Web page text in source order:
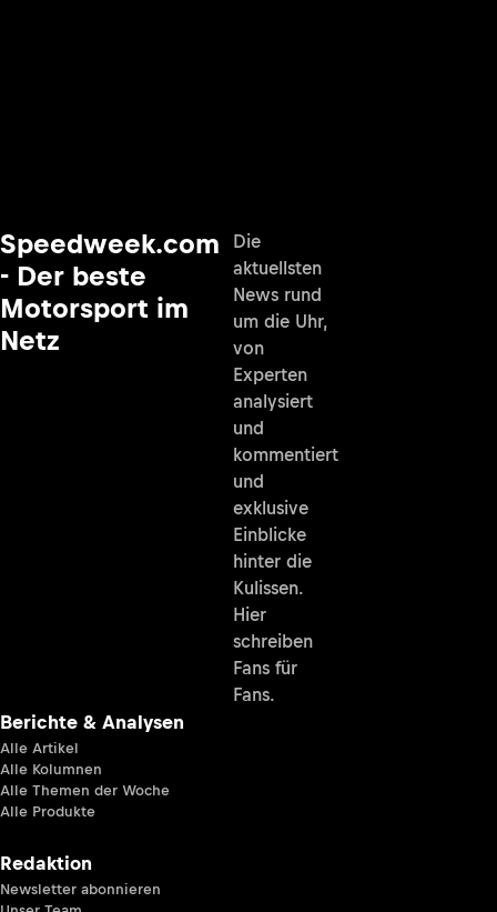
Speedweek.com
- Der beste
Motorsport im
Netz
Die
aktuellsten
News rund
um die Uhr,
von
Experten
analysiert
und
kommentiert
und
exklusive
Einblicke
hinter die
Kulissen.
Hier
schreiben
Fans für
Fans.
Berichte & Analysen
Alle Artikel
Alle Kolumnen
Alle Themen der Woche
Alle Produkte
Redaktion
Newsletter abonnieren